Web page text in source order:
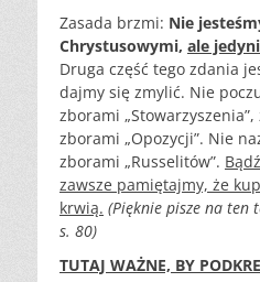
Zasada brzmi: Nie
Chrystusowymi, ale
Druga część tego zdania
dajmy się zmylić. Nie
zborami
zborami „Opozycji”. Nie
zborami „Russelitów”.
zawsze pamiętajmy, że
krwią. (Pięknie pisze na ten
s. 80)
TUTAJ WAŻNE, BY